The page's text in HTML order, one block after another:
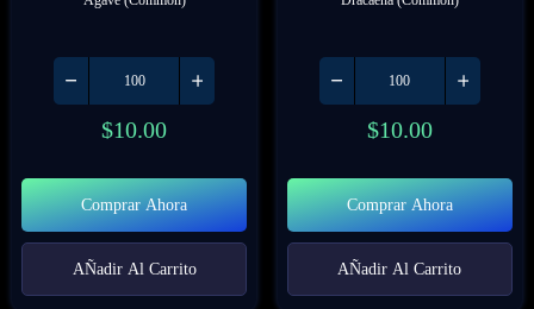
$10.00
Comprar Ahora
AÑadir Al Carrito
$10.00
Comprar Ahora
AÑadir Al Carrito